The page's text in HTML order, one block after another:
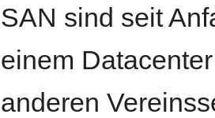
SAN sind seit
einem
anderen